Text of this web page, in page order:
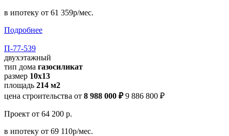
в ипотеку от 61 359р/мес.
Подробнее
П-77-539
двухэтажный
тип дома газосиликат
размер 10х13
площадь 214 м2
цена строительства от 8 988 000 ₽ 9 886 800 ₽
Проект от 64 200 р.
в ипотеку от 69 110р/мес.